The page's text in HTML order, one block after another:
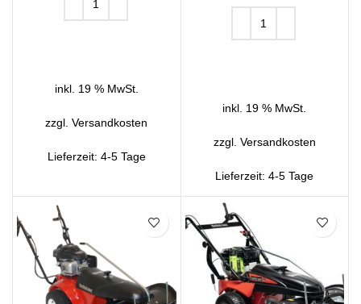
inkl. 19 % MwSt.
zzgl.Versandkosten
Lieferzeit: 4-5 Tage
inkl. 19 % MwSt.
zzgl. Versandkosten
Lieferzeit:4-5 Tage